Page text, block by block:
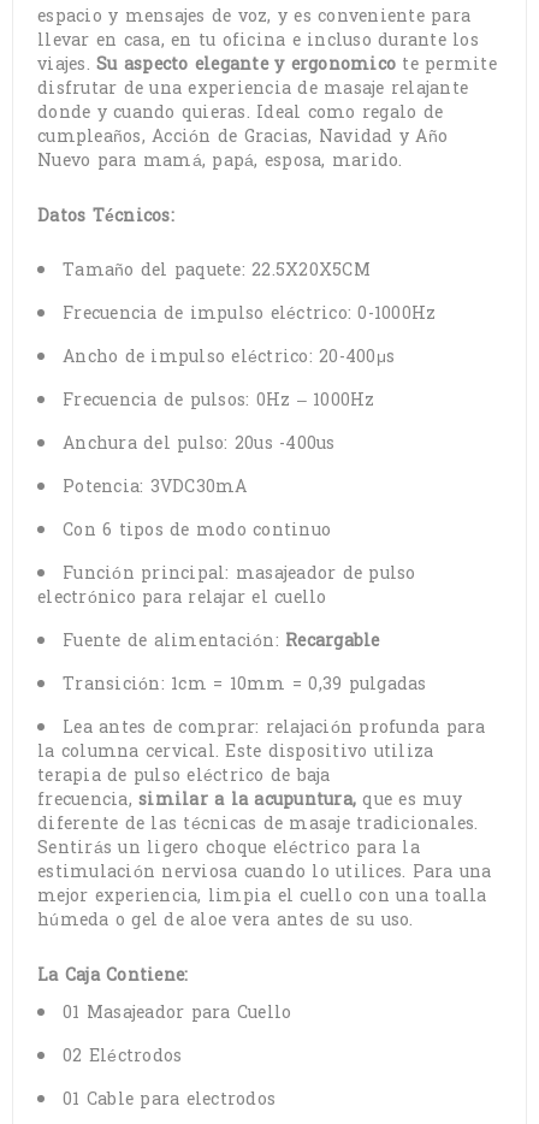
espacio y mensajes de voz, y es conveniente para
llevar en casa, en tu oficina e incluso durante los
viajes. Su aspecto elegante y ergonomico te permite
disfrutar de una experiencia de masaje relajante
donde y cuando quieras. Ideal como regalo de
cumpleaños, Acción de Gracias, Navidad y Año
Nuevo para mamá, papá, esposa, marido.
Datos Técnicos:
Tamaño del paquete: 22.5X20X5CM
Frecuencia de impulso eléctrico: 0-1000Hz
Ancho de impulso eléctrico: 20-400μs
Frecuencia de pulsos: 0Hz – 1000Hz
Anchura del pulso: 20us -400us
Potencia: 3VDC30mA
Con 6 tipos de modo continuo
Función principal: masajeador de pulso
electrónico para relajar el cuello
Fuente de alimentación: Recargable
Transición: 1cm = 10mm = 0,39 pulgadas
Lea antes de comprar: relajación profunda para
la columna cervical. Este dispositivo utiliza
terapia de pulso eléctrico de baja
frecuencia, similar a la acupuntura, que es muy
diferente de las técnicas de masaje tradicionales.
Sentirás un ligero choque eléctrico para la
estimulación nerviosa cuando lo utilices. Para una
mejor experiencia, limpia el cuello con una toalla
húmeda o gel de aloe vera antes de su uso.
La Caja Contiene:
01 Masajeador para Cuello
02 Eléctrodos
01 Cable para electrodos